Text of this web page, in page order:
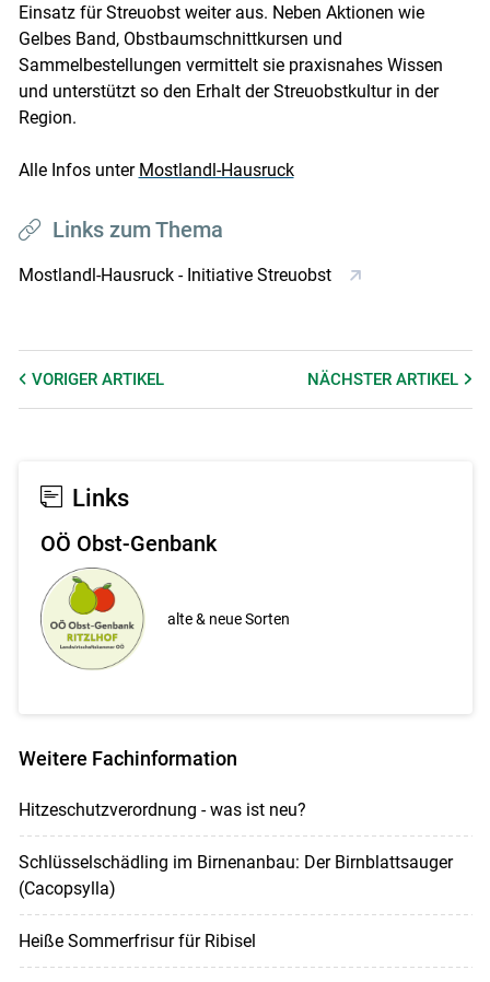
Einsatz für Streuobst weiter aus. Neben Aktionen wie
Gelbes Band, Obstbaumschnittkursen und
Sammelbestellungen vermittelt sie praxisnahes Wissen
und unterstützt so den Erhalt der Streuobstkultur in der
Region.
Alle Infos unter Mostlandl-Hausruck
Links zum Thema
Mostlandl-Hausruck - Initiative Streuobst
VORIGER ARTIKEL NÄCHSTERARTIKEL
Links
OÖ Obst-Genbank
alte & neue Sorten
Weitere Fachinformation
Hitzeschutzverordnung - was ist neu?
Schlüsselschädling im Birnenanbau: Der Birnblattsauger
(Cacopsylla)
Heiße Sommerfrisur für Ribisel